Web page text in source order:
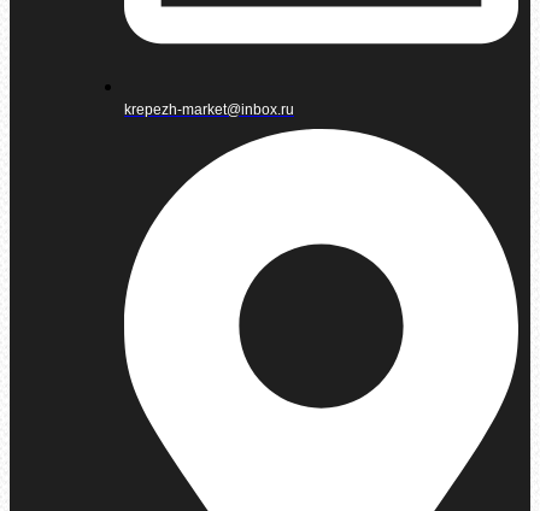
krepezh-market@inbox.ru